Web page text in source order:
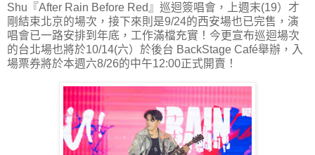
Shu『After Rain Before Red』巡迴簽唱會，上週末(19）才
剛結束北京的場次，接下來則是9/24的西安場也已完售，演
唱會已一路安排到年底，工作滿檔充實！今更宣布巡迴場次
的台北場也將於10/14(六）於後台 BackStage Café舉辦，入
場票券將於本週六8/26的中午12:00正式開賣！